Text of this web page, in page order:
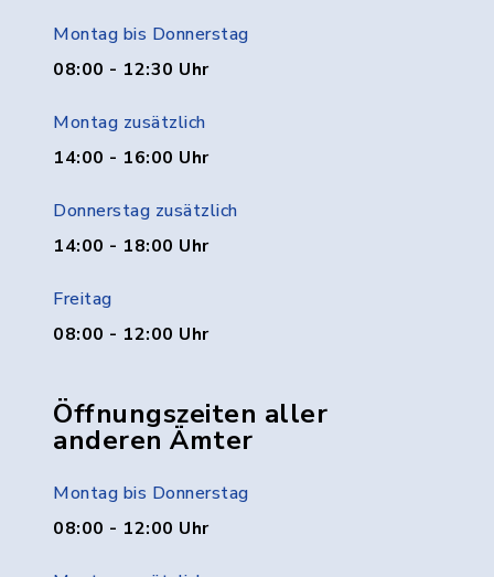
Montag bis Donnerstag
08:00 - 12:30 Uhr
Montag zusätzlich
14:00 - 16:00 Uhr
Donnerstag zusätzlich
14:00 - 18:00 Uhr
Freitag
08:00 - 12:00 Uhr
Öffnungszeiten aller
anderen Ämter
Montag bis Donnerstag
08:00 - 12:00 Uhr